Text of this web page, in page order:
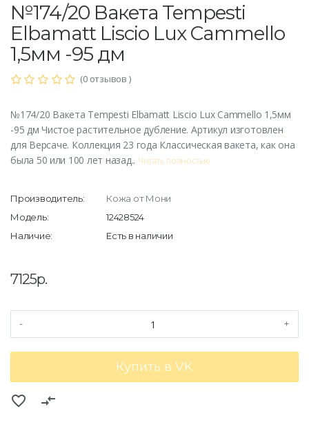
№174/20 Вакета Tempesti
Elbamatt Liscio Lux Cammello
1,5мм -95 дм
(0 отзывов )
№174/20 Вакета Tempesti Elbamatt Liscio Lux Cammello 1,5мм
-95 дм Чистое растительное дубление. Артикул изготовлен
для Версаче. Коллекция 23 года Классическая вакета, как она
была 50 или 100 лет назад.. Читать полностью
Производитель:
Кожа от Мони
Модель:
12428524
Наличие:
Есть в наличии
7125р.
- +
Купить в VK
favorite_border compare_arrows